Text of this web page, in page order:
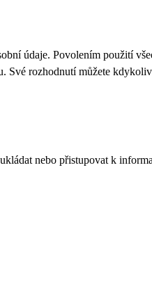
údaje. Povolením použití
Své rozhodnutí můžete
nebo přistupovat k